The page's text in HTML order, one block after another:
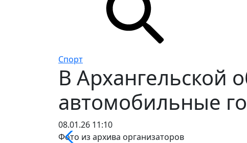
Спорт
В Архангельской
автомобильные
08.01.26 11:10
Фото из архива организаторов